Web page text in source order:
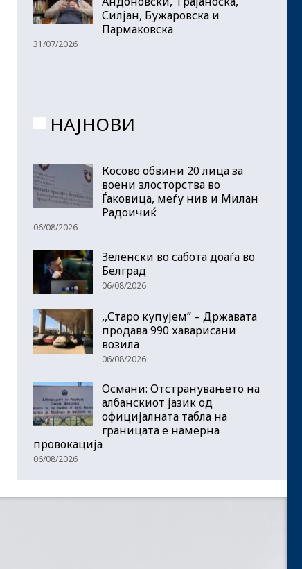
Силјан, Бужаровска и
Пармаковска
31/07/2026
НАЈНОВИ
Косово обвини 20 лица за
воени злосторства во
Ѓаковица, меѓу нив и Милан
Радоичиќ
06/08/2026
Зеленски во сабота доаѓа во
Белград
06/08/2026
,,Старо купујем” – Државата
продава 990 хаварисани
возила
06/08/2026
Османи: Отстранувањето на
албанскиот јазик од
официјалната табла на
границата е намерна
провокација
06/08/2026